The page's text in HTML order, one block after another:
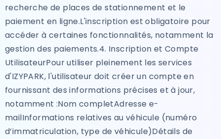
recherche de places de stationnement et le
paiement en ligne.L'inscription est obligatoire pour
accéder à certaines fonctionnalités, notamment la
gestion des paiements.4. Inscription et Compte
UtilisateurPour utiliser pleinement les services
d'IZYPARK, l'utilisateur doit créer un compte en
fournissant des informations précises et à jour,
notamment :Nom completAdresse e-
mailInformations relatives au véhicule (numéro
d’immatriculation, type de véhicule)Détails de